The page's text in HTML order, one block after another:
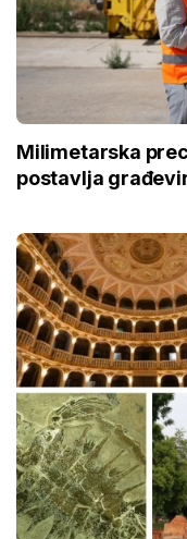
Milimetarska
postavlja